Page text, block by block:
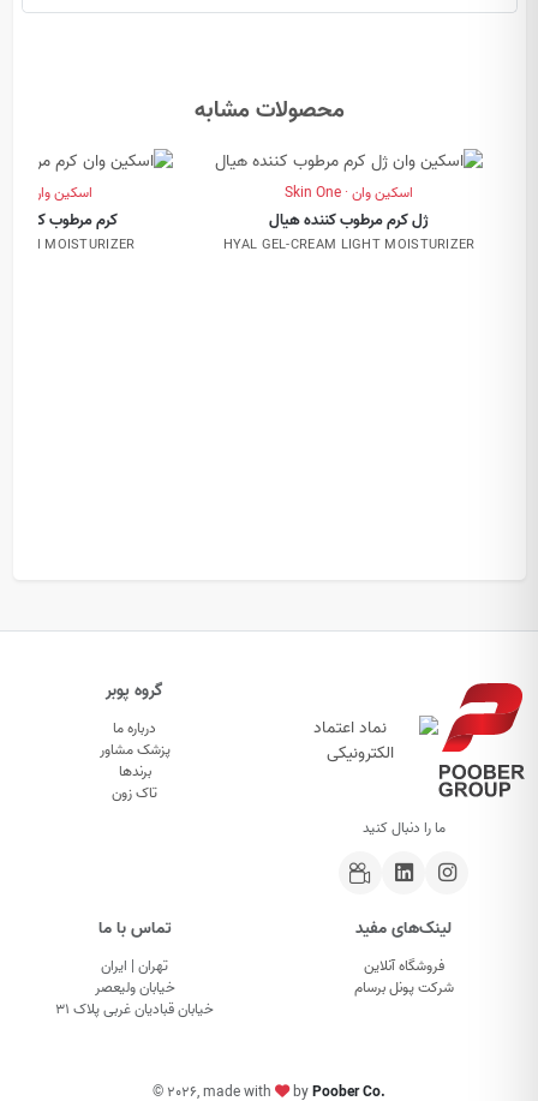
محصولات مشابه
اسکین وان · Skin One
ژل کرم مرطوب کننده هیال
HYAL GEL-CREAM LIGHT MOISTURIZER
اسکین وان · Skin One
کرم مرطوب کننده
RICH MOISTURIZER
ما را دنبال کنید
گروه پوبر
درباره ما
پزشک مشاور
برندها
تاک زون
لینک‌های مفید
فروشگاه آنلاین
شرکت پونل برسام
تماس با ما
تهران | ایران
خیابان ولیعصر
خیابان قبادیان غربی پلاک ۳۱
© 2026, made with byPoober Co.